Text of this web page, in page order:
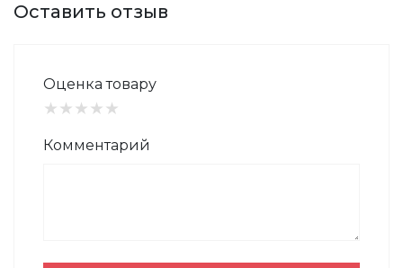
Оставить отзыв
Оценка товару
★ ★ ★ ★ ★
Комментарий